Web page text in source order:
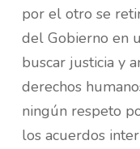
por el otro se
del Gobierno en
buscar justicia y
derechos
ningún respeto
los acuerdos